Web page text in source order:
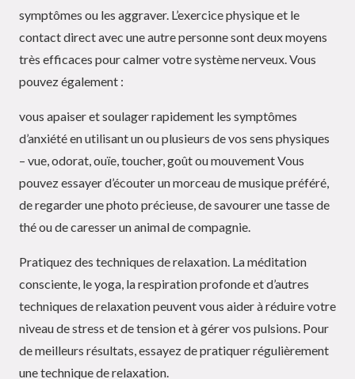
symptômes ou les aggraver. L’exercice physique et le
contact direct avec une autre personne sont deux moyens
très efficaces pour calmer votre système nerveux. Vous
pouvez également :
vous apaiser et soulager rapidement les symptômes
d’anxiété en utilisant un ou plusieurs de vos sens physiques
– vue, odorat, ouïe, toucher, goût ou mouvement Vous
pouvez essayer d’écouter un morceau de musique préféré,
de regarder une photo précieuse, de savourer une tasse de
thé ou de caresser un animal de compagnie.
Pratiquez des techniques de relaxation. La méditation
consciente, le yoga, la respiration profonde et d’autres
techniques de relaxation peuvent vous aider à réduire votre
niveau de stress et de tension et à gérer vos pulsions. Pour
de meilleurs résultats, essayez de pratiquer régulièrement
une technique de relaxation.